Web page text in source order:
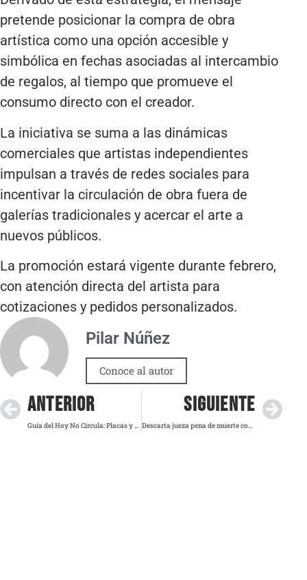
pretende posicionar la compra de obra
artística como una opción accesible y
simbólica en fechas asociadas al intercambio
de regalos, al tiempo que promueve el
consumo directo con el creador.
La iniciativa se suma a las dinámicas
comerciales que artistas independientes
impulsan a través de redes sociales para
incentivar la circulación de obra fuera de
galerías tradicionales y acercar el arte a
nuevos públicos.
La promoción estará vigente durante febrero,
con atención directa del artista para
cotizaciones y pedidos personalizados.
Pilar Núñez
Conoce al autor
ANTERIOR
Guía del Hoy No Circula: Placas y hologramas que no circulan este viernes
SIGUIENTE
Descarta jueza pena de muerte contra Luigi Mangione por asesinato de CEO en Manhattan